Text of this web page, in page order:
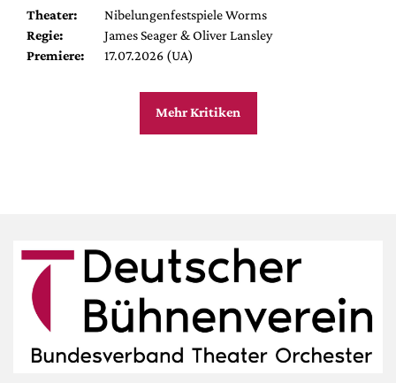
Theater:
Nibelungenfestspiele Worms
Regie:
James Seager & Oliver Lansley
Premiere:
17.07.2026 (UA)
Mehr Kritiken